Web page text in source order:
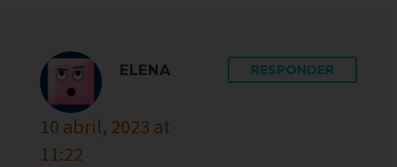
ELENA
10 abril, 2023 at
11:22
RESPONDER